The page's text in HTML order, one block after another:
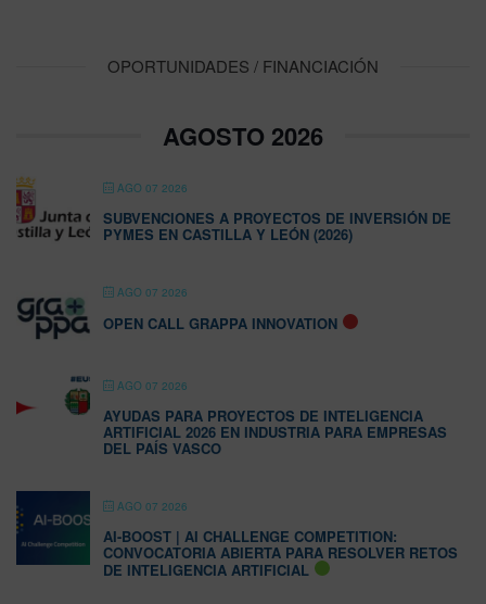
OPORTUNIDADES / FINANCIACIÓN
AGOSTO 2026
AGO 07 2026
SUBVENCIONES A PROYECTOS DE INVERSIÓN DE
PYMES EN CASTILLA Y LEÓN (2026)
AGO 07 2026
OPEN CALL GRAPPA INNOVATION
AGO 07 2026
AYUDAS PARA PROYECTOS DE INTELIGENCIA
ARTIFICIAL 2026 EN INDUSTRIA PARA EMPRESAS
DEL PAÍS VASCO
AGO 07 2026
AI-BOOST | AI CHALLENGE COMPETITION:
CONVOCATORIA ABIERTA PARA RESOLVER RETOS
DE INTELIGENCIA ARTIFICIAL